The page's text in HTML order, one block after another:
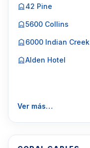
42 Pine
5600 Collins
6000 Indian Creek
Alden Hotel
Ver más…